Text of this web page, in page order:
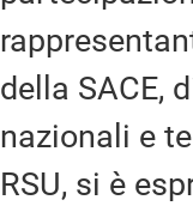
della SACE,
nazionali e
RSU, si è